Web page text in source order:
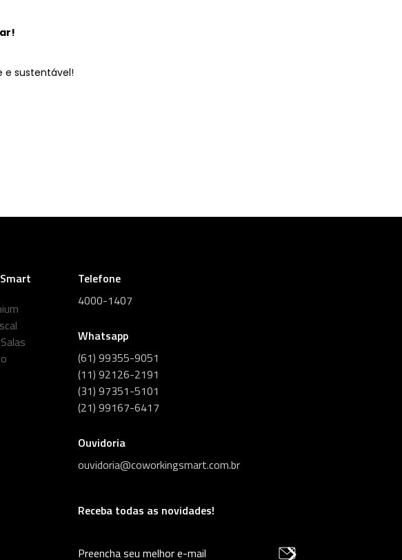
e sustentável!
Telefone
4000-1407
Whatsapp
(61) 99355-9051
(11) 92126-2191
(31) 97351-5101
(21) 99167-6417
Ouvidoria
ouvidoria@coworkingsmart.com.br
Receba todas as novidades!